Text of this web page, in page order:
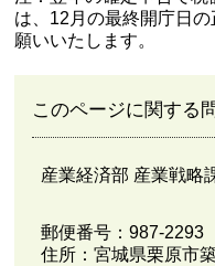
は、12月の最終開庁日
願いいたします。
このページに関する
産業経済部 産業戦略
郵便番号：987-2293
住所：宮城県栗原市